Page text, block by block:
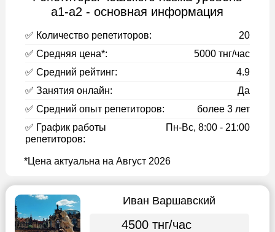
а1-а2 - основная информация
✅ Количество репетиторов:
20
✅ Средняя цена*:
5000 тнг/час
✅ Средний рейтинг:
4.9
✅ Занятия онлайн:
Да
✅ Средний опыт репетиторов:
более 3 лет
✅ График работы
репетиторов:
Пн-Вс, 8:00 - 21:00
*Цена актуальна на Август 2026
Иван Варшавский
4500 тнг/час